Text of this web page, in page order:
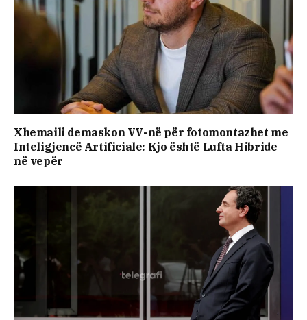
Xhemaili demaskon VV-në për fotomontazhet me
Inteligjencë Artificiale: Kjo është Lufta Hibride
në vepër